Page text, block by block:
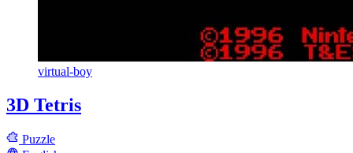
virtual-boy
3D Tetris
Puzzle